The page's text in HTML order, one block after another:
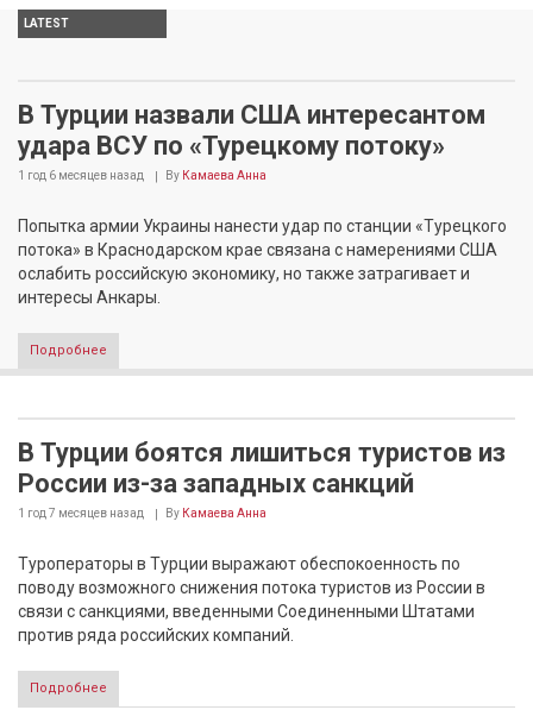
LATEST
В Турции назвали США интересантом
удара ВСУ по «Турецкому потоку»
1 год 6 месяцев назад By Камаева Анна
Попытка армии Украины нанести удар по станции «Турецкого
потока» в Краснодарском крае связана с намерениями США
ослабить российскую экономику, но также затрагивает и
интересы Анкары.
Подробнее
В Турции боятся лишиться туристов из
России из-за западных санкций
1 год 7 месяцев назад By Камаева Анна
Туроператоры в Турции выражают обеспокоенность по
поводу возможного снижения потока туристов из России в
связи с санкциями, введенными Соединенными Штатами
против ряда российских компаний.
Подробнее